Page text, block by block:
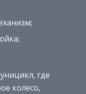
где
колесо,